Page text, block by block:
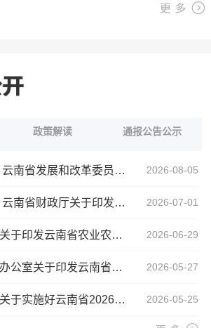
政策解读 通报公告公示
云南省农业农村厅 云南省发展和改革委员会 云南省工业和信息化厅 云南省财政厅 云南省自然资源厅 云南省生态环境厅 云南金融监管局 云南省粮食和物资储备局 云南省供销合作社联合社关于印发《云南省加快补上粮油产地烘干能力短板行动实施方案》的通知 2026-08-05
云南省农业农村厅 云南省财政厅关于印发2026年粮油生产保障等项目实施方案的通知 2026-07-01
云南省农业农村厅关于印发云南省农业农村领域行政检查规定和行政检查标准的通知 2026-06-29
云南省农业农村厅办公室关于印发云南省2026年农业社会化服务项目实施方案的通知 2026-05-27
云南省农业农村厅关于实施好云南省2026年农业机械报废更新补贴政策的通知 2026-05-25